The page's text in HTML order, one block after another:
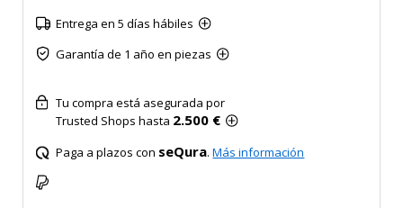
Entrega en 5 días hábiles
Garantía de 1 año en piezas
Tu compra está asegurada por
Trusted Shops hasta 2.500 €
Paga a plazos con seQura.Más información